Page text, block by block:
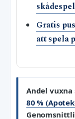
Gratis
att spela
Andel vuxna
80 %